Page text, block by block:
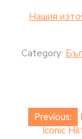
Нашия
Category:
PostPrevious:
Iconic